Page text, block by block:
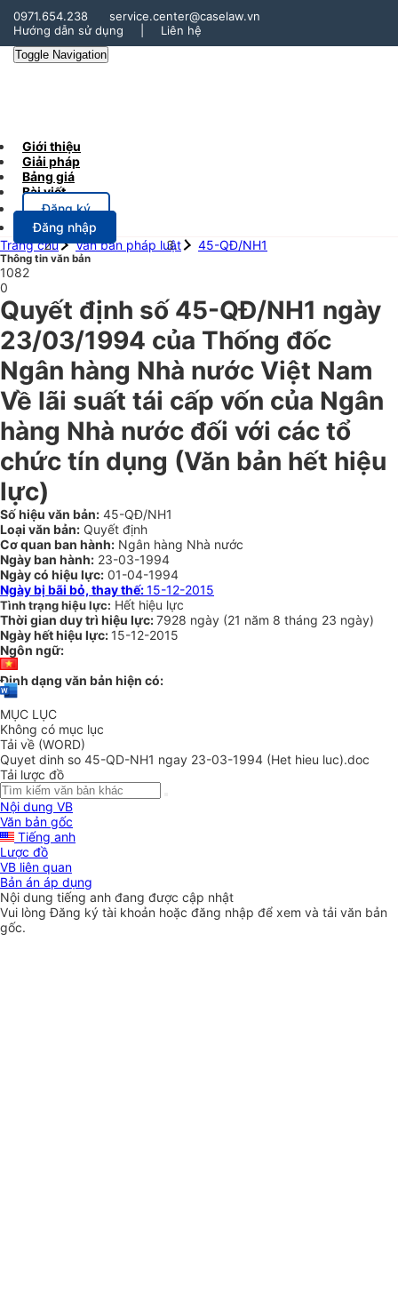
0971.654.238
service.center@caselaw.vn
Hướng dẫn sử dụng
Liên hệ
Toggle Navigation
Giới thiệu
Giải pháp
Bảng giá
Bài viết
Đăng ký
Đăng nhập
Trang chủ
Văn bản pháp luật 45-QĐ/NH1
Thông tin văn bản
1082
0
Quyết định số 45-QĐ/NH1 ngày
23/03/1994 của Thống đốc
Ngân hàng Nhà nước Việt Nam
Về lãi suất tái cấp vốn của Ngân
hàng Nhà nước đối với các tổ
chức tín dụng (Văn bản hết hiệu
lực)
Số hiệu văn bản: 45-QĐ/NH1
Loại văn bản: Quyết định
Cơ quan ban hành: Ngân hàng Nhà nước
Ngày ban hành: 23-03-1994
Ngày có hiệu lực: 01-04-1994
Ngày bị bãi bỏ, thay thế:15-12-2015
Tình trạng hiệu lực: Hết hiệu lực
Thời gian duy trì hiệu lực:7928 ngày (21 năm 8 tháng 23 ngày)
Ngày hết hiệu lực: 15-12-2015
Ngôn ngữ:
Định dạng văn bản hiện có:
MỤC LỤC
Không có mục lục
Tải về (WORD)
Quyet dinh so 45-QD-NH1 ngay 23-03-1994 (Het hieu luc).doc
Tải lược đồ
Nội dung VB
Văn bản gốc
Tiếng anh
Lược đồ
VB liên quan
Bản án áp dụng
Nội dung tiếng anh đang được cập nhật
Vui lòngĐăng ký tài khoản hoặc đăng nhập để xem và tải văn bản
gốc.